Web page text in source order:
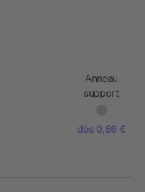
Anneau
support
dès 0,69 €